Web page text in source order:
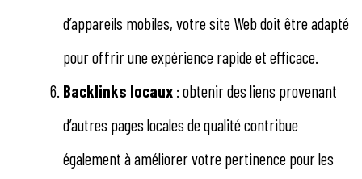
d’appareils mobiles, votre site Web doit être adapté
pour offrir une expérience rapide et efficace.
Backlinks locaux : obtenir des liens provenant
d’autres pages locales de qualité contribue
également à améliorer votre pertinence pour les